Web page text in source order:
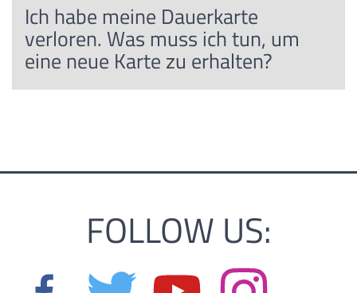
Ich habe meine Dauerkarte
verloren. Was muss ich tun, um
eine neue Karte zu erhalten?
FOLLOW US: